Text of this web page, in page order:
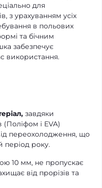
для
з урахуванням усіх
в польових
та бічним
забезпечує
використання.
завдяки
(Поліфом і EVA)
переохолодження, що
року.
10 мм, не пропускає
від прорізів та